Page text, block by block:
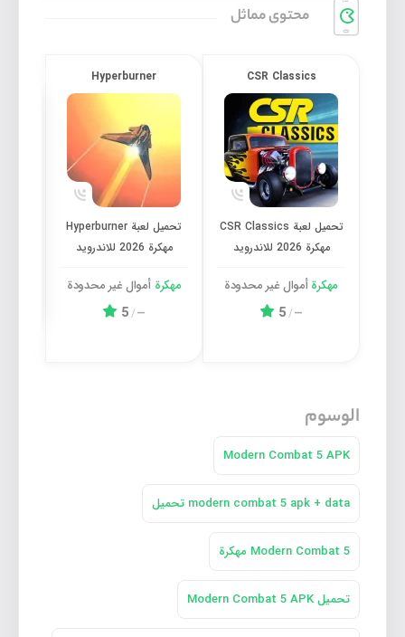
محتوی مماثل
CSR Classics
تحميل لعبة CSR Classics مهكرة 2026 للاندرويد
تحميل لعبة CSR Classics
مهكرة 2026 للاندرويد
مهكرةأموال غیر محدودة
—
/
5
Hyperburner
تحميل لعبة Hyperburner مهكرة 2026 للاندرويد
تحميل لعبة Hyperburner
مهكرة 2026 للاندرويد
مهكرةأموال غیر محدودة
—
/
5
الوسوم
Modern Combat 5 APK
modern combat 5 apk + data تحميل
Modern Combat 5 مهكرة
تحميل Modern Combat 5 APK